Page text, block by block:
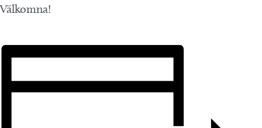
Välkomna!